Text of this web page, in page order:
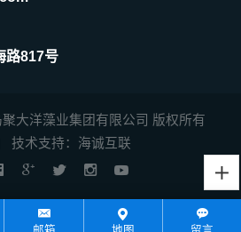
路817号
大洋藻业集团有限公司 版权所有
技术支持：海诚互联